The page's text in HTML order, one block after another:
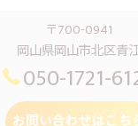
〒700-0941
岡山県岡山市北区青
050-1721-